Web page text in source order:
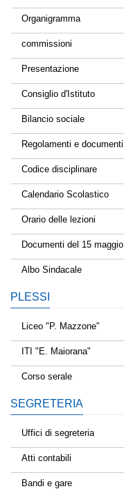
Organigramma
commissioni
Presentazione
Consiglio d'Istituto
Bilancio sociale
Regolamenti e documenti
Codice disciplinare
Calendario Scolastico
Orario delle lezioni
Documenti del 15 maggio
Albo Sindacale
PLESSI
Liceo "P. Mazzone"
ITI "E. Maiorana"
Corso serale
SEGRETERIA
Uffici di segreteria
Atti contabili
Bandi e gare